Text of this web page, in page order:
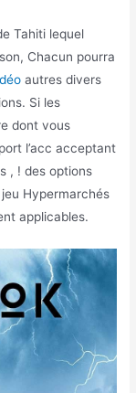
Tahiti lequel
Chacun pourra
autres divers
Si les
dont vous
l’acc acceptant
, ! des options
Hypermarchés
applicables.